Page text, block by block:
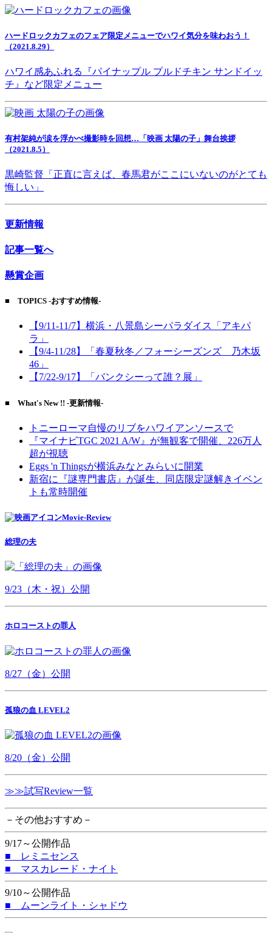
ハードロックカフェのフェア限定メニューでハワイ気分を味わおう！
（2021.8.29）
ハワイ感あふれる『パイナップル プルドチキン サンドイッ
チ』など限定メニュー
有村架純が涙を浮かべ撮影時を回想…「映画 太陽の子」舞台挨拶
（2021.8.5）
黒崎監督「正直に言えば、春馬君がここにいないのがとても
悔しい」
更新情報
記事一覧へ
懸賞企画
■ TOPICS -おすすめ情報-
【9/11-11/7】横浜・八景島シーパラダイス「アキパ
ラ」
【9/4-11/28】「春夏秋冬／フォーシーズンズ 乃木坂
46」
【7/22-9/17】「バンクシーって誰？展」
■ What's New !! -更新情報-
トニーローマ自慢のリブをハワイアンソースで
『マイナビTGC 2021 A/W』が無観客で開催、226万人
超が視聴
Eggs 'n Thingsが横浜みなとみらいに開業
新宿に『謎専門書店』が誕生、同店限定謎解きイベン
トも常時開催
Movie-Review
総理の夫
9/23（木・祝）公開
ホロコーストの罪人
8/27（金）公開
孤狼の血 LEVEL2
8/20（金）公開
≫≫試写Review一覧
－その他おすすめ－
9/17～公開作品
■ レミニセンス
■ マスカレード・ナイト
9/10～公開作品
■ ムーンライト・シャドウ